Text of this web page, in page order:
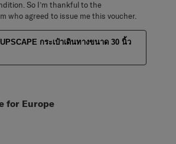
So I’m thankful to the
who agreed to issue me this voucher.
UPSCAPE กระเป๋าเดินทางขนาด 30 นิ้ว
for Europe